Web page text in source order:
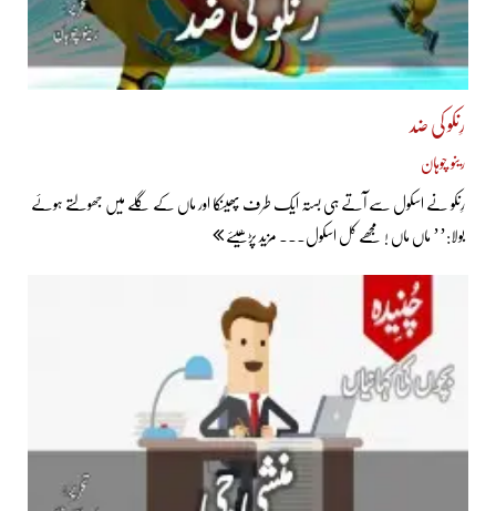
رِنکو کی ضد
رینو چوہان
رِنکو نے اسکول سے آتے ہی بستہ ایک طرف پھینکا اور ماں کے گلے میں جھولتے ہوئے
بولا:’’ ماں ماں ! مجھے کل اسکول... مزید پڑھیئے